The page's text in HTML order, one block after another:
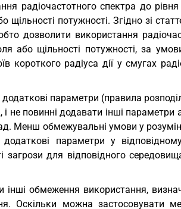
радіочастотного спектра до
щільності потужності. Згідно зі
дозволити використання
або щільності потужності, за
короткого радіуса дії у смугах
параметри (правила
і не повинні додавати інші
Менш обмежувальні умови у
параметри у
для відповідного
обмеження використання,
Оскільки можна застосовувати